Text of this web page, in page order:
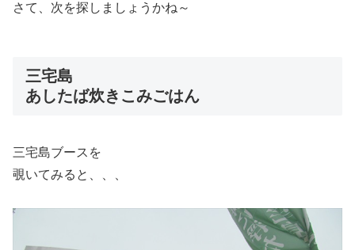
さて、次を探しましょうかね～
三宅島
あしたば炊きこみごはん
三宅島ブースを
覗いてみると、、、